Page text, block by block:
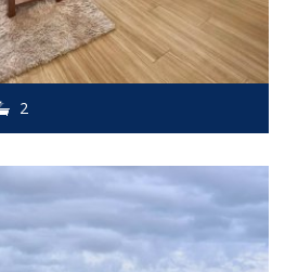
2
300,000
#7623